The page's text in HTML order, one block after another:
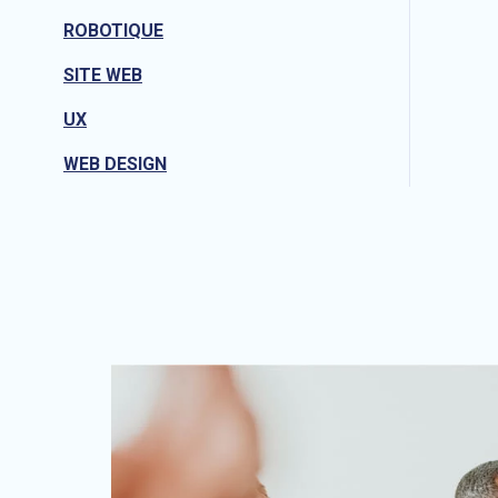
ROBOTIQUE
SITE WEB
UX
WEB DESIGN